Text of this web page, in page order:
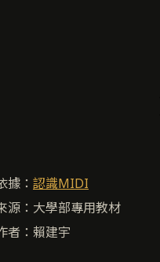
據： 認識MIDI
源：大學部專用教材
者：賴建宇